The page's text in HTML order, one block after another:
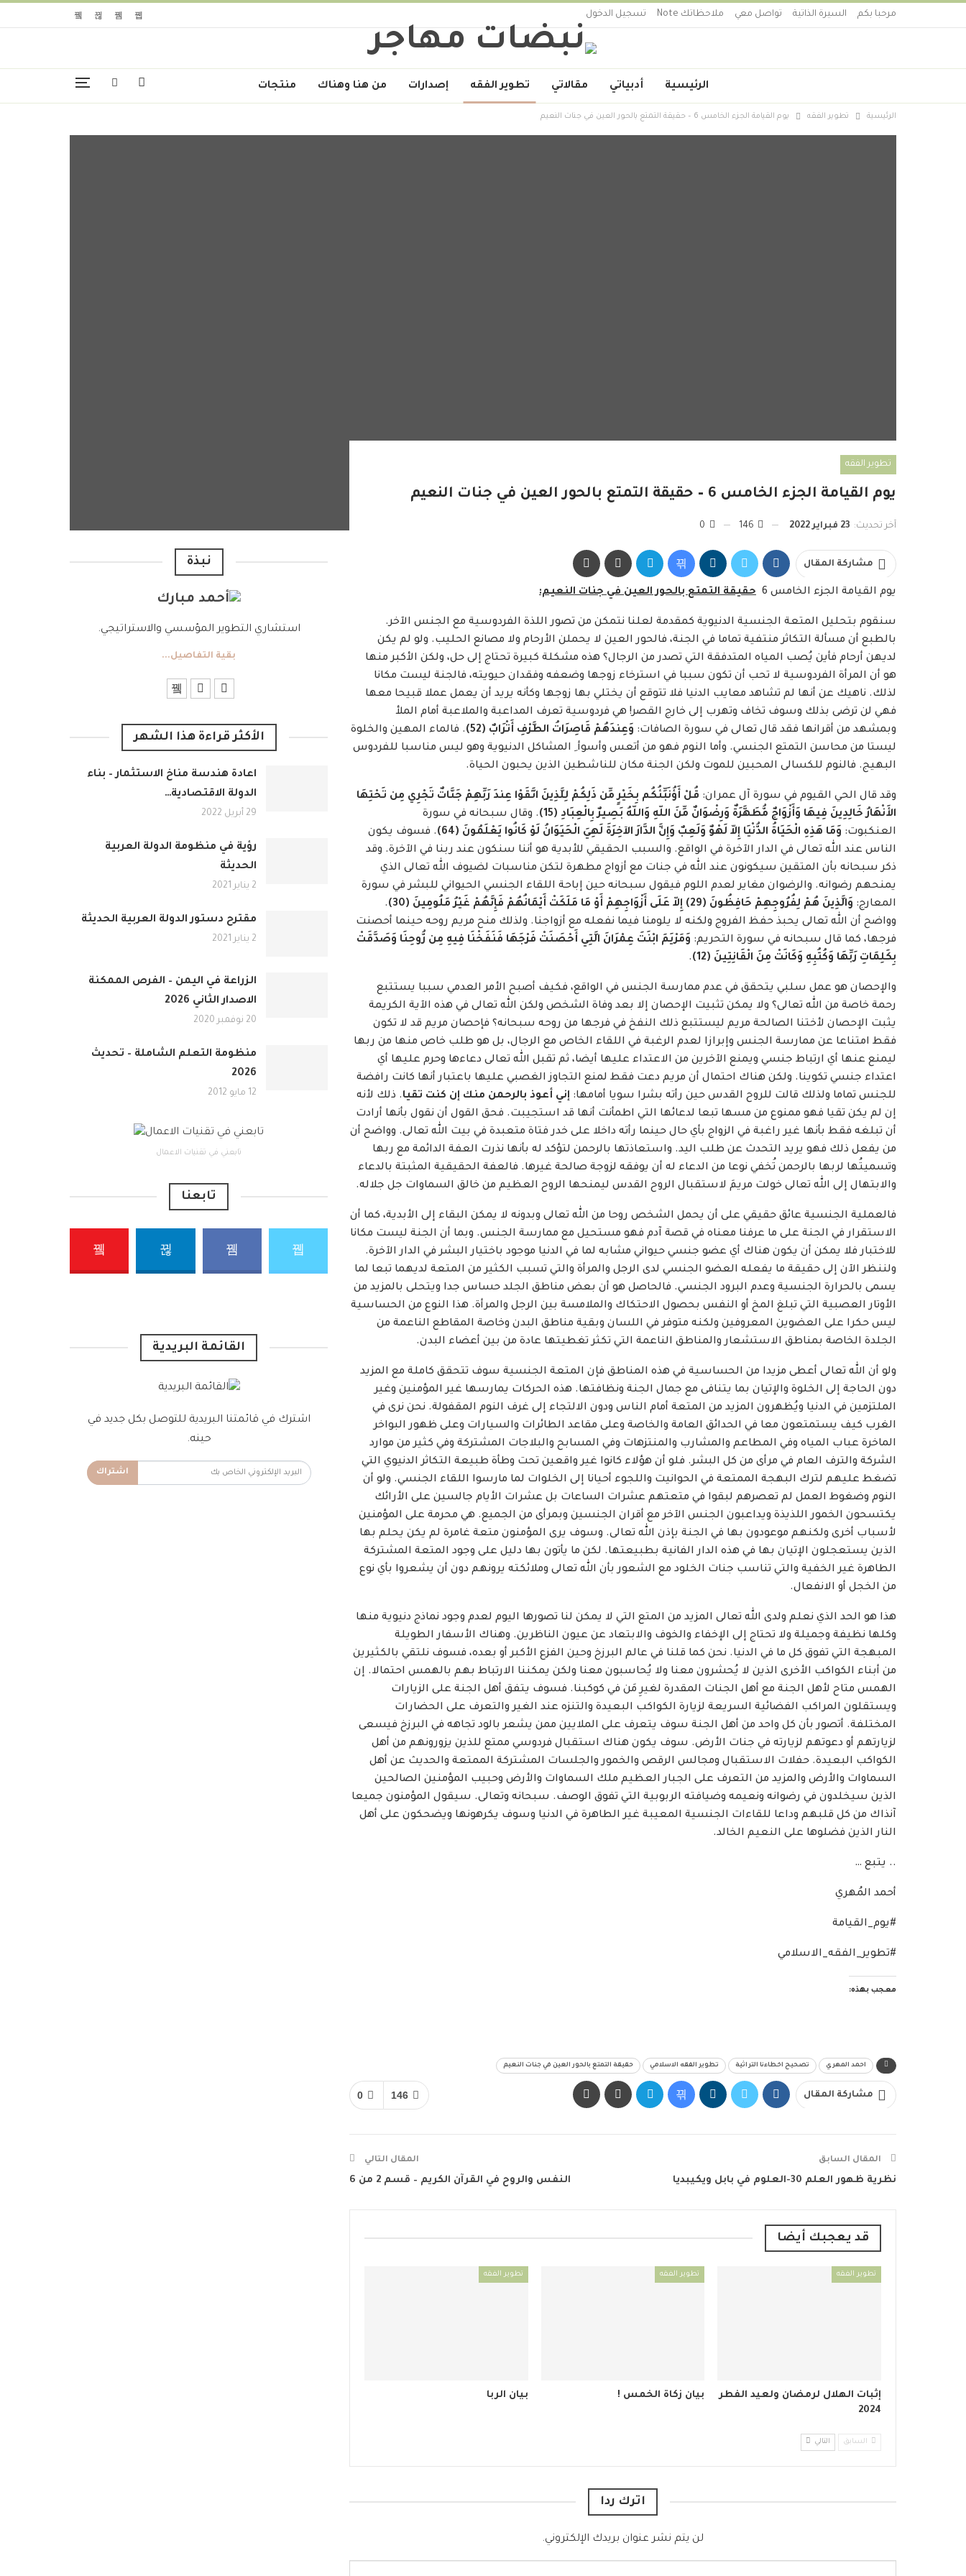
مرحبا بكم السيرة الذاتية تواصل معي ملاحظاتك Note تسجيل الدخول
الرئيسية أدبياتي مقالاتي تطوير الفقه إصدارات من هنا وهناك منتجات
الرئيسية تطوير الفقه يوم القيامة الجزء الخامس 6 – حقيقة التمتع بالحور العين في جنات النعيم
تطوير الفقه
يوم القيامة الجزء الخامس 6 – حقيقة التمتع بالحور العين في جنات النعيم
آخر تحديث: 23 فبراير 2022
مشاركة المقال
يوم القيامة الجزء الخامس 6 حقيقة التمتع بالحور العين في جنات النعيم:
سنقوم بتحليل المتعة الجنسية الدنيوية كمقدمة لعلنا نتمكن من تصور اللذة الفردوسية مع الجنس الآخر.
بالطبع أن مسألة التكاثر منتفية تماما في الجنة، فالحور العين لا يحملن الأرحام ولا مصانع الحليب. ولو لم يكن
لديهن أرحام فأين يُصب المياه المتدفقة التي تصدر من الرجال؟ هذه مشكلة كبيرة تحتاج إلى حل، ولكن الأكبر منها
هو أن المرأة الفردوسية لا تحب أن تكون سببا في استرخاء زوجها وضعفه وفقدان حيويته، فالجنة ليست مكانا
لذلك. ناهيك عن أنها لم تشاهد معايب الدنيا فلا تتوقع أن يختلي بها زوجها وكأنه يريد أن يعمل عملا قبيحا معها
فهي لن ترضى بذلك وسوف تخاف وتهرب إلى خارج القصر! هي فردوسية تعرف المداعبة والملاعبة أمام الملأ
وبمشهد من أقرانها فقد قال تعالى في سورة الصافات: وَعِندَهُمْ قَاصِرَاتُ الطَّرْفِ أَتْرَابٌ (52)
. فالماء المهين والخلوة
ليستا من محاسن التمتع الجنسي. وأما النوم فهو من أتعس وأسوأ ِ المشاكل الدنيوية وهو ليس مناسبا للفردوس
البهيج. فالنوم للكسالى المحبين للموت ولكن الجنة مكان للناشطين الذين يحبون الحياة.
وقد قال الحي القيوم في سورة آل عمران: قُلْ أَؤُنَبِّئُكُم بِخَيْرٍ مِّن ذَلِكُمْ لِلَّذِينَ اتَّقَوْا عِندَ رَبِّهِمْ جَنَّاتٌ تَجْرِي مِن تَحْتِهَا
الأَنْهَارُ خَالِدِينَ فِيهَا وَأَزْوَاجٌ مُّطَهَّرَةٌ وَرِضْوَانٌ مِّنَ اللّهِ وَاللّهُ بَصِيرٌ بِالْعِبَادِ (15)
. وقال سبحانه في سورة
العنكبوت: وَمَا هَذِهِ الْحَيَاةُ الدُّنْيَا إِلاّ لَهْوٌ وَلَعِبٌ وَإِنَّ الدَّارَ الآخِرَةَ لَهِيَ الْحَيَوَانُ لَوْ كَانُوا يَعْلَمُونَ (64)
. فسوف يكون
الناس عند الله تعالى في الدار الآخرة في الواقع. والسبب الحقيقي للأبدية هو أننا سنكون عند ربنا في الآخرة. وقد
ذكر سبحانه بأن المتقين سيكونون عند الله في جنات مع أزواج مطهرة لتكن مناسبات لضيوف الله تعالى الذي
يمنحهم رضوانه. والرضوان مغاير لعدم اللوم فيقول سبحانه حين إباحة اللقاء الجنسي الحيواني للبشر في سورة
المعارج: وَالَّذِينَ هُمْ لِفُرُوجِهِمْ حَافِظُونَ (29) إِلاّ عَلَى أَزْوَاجِهِمْ أَوْ مَا مَلَكَتْ أَيْمَانُهُمْ فَإِنَّهُمْ غَيْرُ مَلُومِينَ (30)
.
وواضح أن الله تعالى يحبذ حفظ الفروج ولكنه لا يلومنا فيما نفعله مع أزواجنا. ولذلك منح مريم روحه حينما أحصنت
فرجها، كما قال سبحانه في سورة التحريم: وَمَرْيَمَ ابْنَتَ عِمْرَانَ الَّتِي أَحْصَنَتْ فَرْجَهَا فَنَفَخْنَا فِيهِ مِن رُّوحِنَا وَصَدَّقَتْ
بِكَلِمَاتِ رَبِّهَا وَكُتُبِهِ وَكَانَتْ مِنَ الْقَانِتِينَ (12)
.
والإحصان هو عمل سلبي يتحقق في عدم ممارسة الجنس في الواقع، فكيف أصبح الأمر العدمي سببا يستتبع
رحمة خاصة من الله تعالى؟ ولا يمكن تثبيت الإحصان إلا بعد وفاة الشخص ولكن الله تعالى في هذه الآية الكريمة
يثبت الإحصان لأختنا الصالحة مريم ليستتبع ذلك النفخ في فرجها من روحه سبحانه؟ فإحصان مريم قد لا تكون
فقط امتناعا عن ممارسة الجنس وإبرازا لعدم الرغبة في اللقاء الخاص مع الرجال، بل هو طلب خاص منها من ربها
ليمنع عنها أي ارتباط جنسي ويمنع الآخرين من الاعتداء عليها أيضا، ثم تقبل الله تعالى دعاءها وحرم عليها أي
اعتداء جنسي تكوينا. ولكن هناك احتمال أن مريم دعت فقط لمنع التجاوز الغصبي عليها باعتبار أنها كانت رافضة
للجنس تماما ولذلك قالت للروح القدس حين رأته بشرا سويا أمامها: إني أعوذ بالرحمن منك إن كنت تقيا. ذلك لأنه
إن لم يكن تقيا فهو ممنوع من مسها تبعا لدعائها التي اطمأنت أنها قد استجيبت. فحق القول أن نقول بأنها أرادت
أن تبلغه فقط بأنها غير راغبة في الزواج بأي حال حينما رأته داخلا على خدر فتاة متعبدة في بيت الله تعالى. وواضح أن
من يفعل ذلك فهو يريد التحدث عن طلب اليد. واستعاذتها بالرحمن لتؤكد له بأنها نذرت العفة الدائمة مع ربها
وتسميتُها لربها بالرحمن تُخفي نوعا من الدعاء له أن يوفقه لزوجة صالحة غيرها. فالعفة الحقيقية المثبتة بالدعاء
والابتهال إلى الله تعالى خولت مريمَ لاستقبال الروح القدس ليمنحها الروح العظيم من خالق السماوات جل جلاله.
فالعملية الجنسية عائق حقيقي على أن يحمل الشخص روحا من الله تعالى وبدونه لا يمكن البقاء إلى الأبدية، كما أن
الاستقرار في الجنة على ما عرفنا معناه في قصة آدم فهو مستحيل مع ممارسة الجنس. وبما أن الجنة ليست مكانا
للاختبار فلا يمكن أن يكون هناك أي عضو جنسي حيواني مشابه لما في الدنيا موجود باختيار البشر في الدار الآخرة.
ولننظر الآن إلى حقيقة ما يفعله العضو الجنسي لدى الرجل والمرأة والتي تسبب الكثير من المتعة لديهما تبعا لما
يسمى بالحرارة الجنسية وعدم البرود الجنسي. فالحاصل هو أن بعض مناطق الجلد حساس جدا ويتحلى بالمزيد من
الأوتار العصبية التي تبلغ المخ أو النفس بحصول الاحتكاك والملامسة بين الرجل والمرأة. هذا النوع من الحساسية
ليس حكرا على العضوين المعروفين ولكنه متوفر في اللسان وبقية مناطق البدن وخاصة المقاطع الناعمة من
الجلدة الخاصة بمناطق الاستشعار والمناطق الناعمة التي تكثر تغطيتها عادة من بين أعضاء البدن.
ولو أن الله تعالى أعطى مزيدا من الحساسية في هذه المناطق فإن المتعة الجنسية سوف تتحقق كاملة مع المزيد
دون الحاجة إلى الخلوة والإتيان بما يتنافى مع جمال الجنة ونظافتها. هذه الحركات يمارسها غير المؤمنين وغير
الملتزمين في الدنيا ويُظهرون المزيد من المتعة أمام الناس ودون الالتجاء إلى غرف النوم المقفولة. نحن نرى في
الغرب كيف يستمتعون معا في الحدائق العامة والخاصة وعلى مقاعد الطائرات والسيارات وعلى ظهور البواخر
الماخرة عباب المياه وفي المطاعم والمشارب والمنتزهات وفي المسابح والبلاجات المشتركة وفي كثير من موارد
الشركة والترف العام في مرأى من كل البشر. فلو أن هؤلاء كانوا غير واقعين تحت وطأة طبيعة التكاثر الدنيوي التي
تضغط عليهم لترك البهجة الممتعة في الحوانيت واللجوء أحيانا إلى الخلوات لما مارسوا اللقاء الجنسي. ولو أن
النوم وضغوط العمل لم تعصرهم لبقوا في متعتهم عشرات الساعات بل عشرات الأيام جالسين على الأرائك
يكتسحون الخمور اللذيذة ويداعبون الجنس الآخر مع أقران الجنسين وبمرأى من الجميع. هي محرمة على المؤمنين
لأسباب أخرى ولكنهم موعودون بها في الجنة بإذن الله تعالى. وسوف يرى المؤمنون متعة غامرة لم يكن يحلم بها
الذين يستعجلون الإتيان بها في هذه الدار الفانية بطبيعتها. لكن ما يأتون بها دليل على وجود المتعة المشتركة
الطاهرة غير الخفية والتي تناسب جنات الخلود مع الشعور بأن الله تعالى وملائكته يرونهم دون أن يشعروا بأي نوع
من الخجل أو الانفعال.
هذا هو الحد الذي نعلم ولدى الله تعالى المزيد من المتع التي لا يمكن لنا تصورها اليوم لعدم وجود نماذج دنيوية منها
وكلها نظيفة وجميلة ولا تحتاج إلى الإخفاء والخوف والابتعاد عن عيون الناظرين. وهناك الأسفار الطويلة
المبهجة التي تفوق كل ما في الدنيا. نحن كما قلنا في عالم البرزخ وحين الفزع الأكبر أو بعده، فسوف نلتقي بالكثيرين
من أبناء الكواكب الأخرى الذين لا يُحشرون معنا ولا يُحاسبون معنا ولكن يمكننا الارتباط بهم بالهمس احتمالا. إن
الهمس متاح لأهل الجنة مع أهل الجنات المقدرة لغيرِ مَن في كوكبنا. فسوف يتفق أهل الجنة على الزيارات
ويستقلون المراكب الفضائية السريعة لزيارة الكواكب البعيدة والتنزه عند الغير والتعرف على الحضارات
المختلفة. أتصور بأن كل واحد من أهل الجنة سوف يتعرف على الملايين ممن يشعر بالود تجاهه في البرزخ فيسعى
لزيارتهم أو دعوتهم لزيارته في جنات الأرض. سوف يكون هناك استقبال فردوسي ممتع للذين يزورونهم من أهل
الكواكب البعيدة. حفلات الاستقبال ومجالس الرقص والخمور والجلسات المشتركة الممتعة والحديث عن أهل
السماوات والأرض والمزيد من التعرف على الجبار العظيم ملك السماوات والأرض وحبيب المؤمنين الصالحين
الذين سيخلدون في رضوانه ونعيمه وضيافته الربوبية التي تفوق الوصف. سبحانه وتعالى. سيقول المؤمنون جميعا
آنذاك من كل قلبهم وداعا للقاءات الجنسية المعيبة غير الطاهرة في الدنيا وسوف يكرهونها ويضحكون على أهل
النار الذين فضلوها على النعيم الخالد.
.. يتبع …
أحمد المُهري
#يوم_القيامة
#تطوير_الفقه_الاسلامي
معجب بهذه:
احمد المهري تصحيح اخطاءنا التراثية تطوير الفقه الاسلامي حقيقة التمتع بالحور العين في جنات النعيم
0 146 مشاركة المقال
المقال السابق
نظرية ظهور العلم 30-العلوم في بابل ويكيبديا
المقال التالي
النفس والروح في القرآن الكريم – قسم 2 من 6
قد يعجبك أيضا
تطوير الفقه
إثبات الهلال لرمضان ولعيد الفطر
2024
تطوير الفقه
بيان زكاة الخمس !
تطوير الفقه
بيان الربا
السابق التالي
اترك ردا
لن يتم نشر عنوان بريدك الإلكتروني.
نبذة
استشاري التطوير المؤسسي والاستراتيجي.
بقية التفاصيل...
الأكثر قراءة هذا الشهر
اعادة هندسة مناخ الاستثمار – بناء
الدولة الاقتصادية…
29 أبريل 2022
رؤية في منظومة الدولة العربية
الحديثة
2 يناير 2021
مقترح دستور الدولة العربية الحديثة
2 يناير 2021
الزراعة في اليمن – الفرص الممكنة
الاصدار الثاني 2026
20 نوفمبر 2020
منظومة التعلم الشاملة – تحديث
2026
12 مايو 2012
تابعني في تقنيات الاعمال
تابعنا
القائمة البريدية
اشترك في قائمتنا البريدية للتوصل بكل جديد في
حينه.
اشتراك